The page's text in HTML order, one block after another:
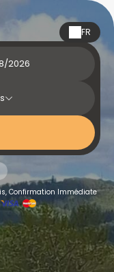
FR
Confirmation Immédiate